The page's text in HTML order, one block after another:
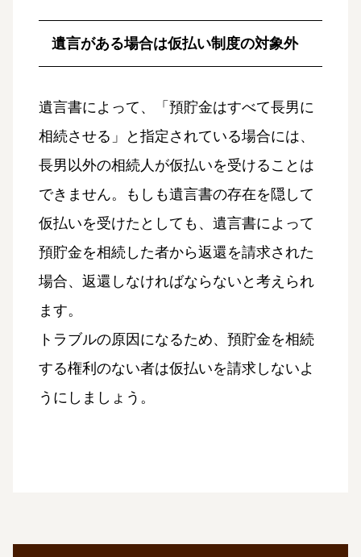
遺言がある場合は仮払い制度の対象外
遺言書によって、「預貯金はすべて長男に
相続させる」と指定されている場合には、
長男以外の相続人が仮払いを受けることは
できません。もしも遺言書の存在を隠して
仮払いを受けたとしても、遺言書によって
預貯金を相続した者から返還を請求された
場合、返還しなければならないと考えられ
ます。
トラブルの原因になるため、預貯金を相続
する権利のない者は仮払いを請求しないよ
うにしましょう。